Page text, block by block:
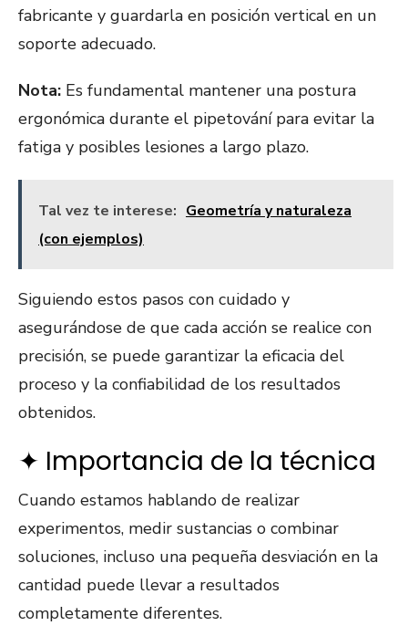
fabricante y guardarla en posición vertical en un
soporte adecuado.
Nota: Es fundamental mantener una postura
ergonómica durante el pipetování para evitar la
fatiga y posibles lesiones a largo plazo.
Tal vez te interese: Geometría y naturaleza
(con ejemplos)
Siguiendo estos pasos con cuidado y
asegurándose de que cada acción se realice con
precisión, se puede garantizar la eficacia del
proceso y la confiabilidad de los resultados
obtenidos.
✦ Importancia de la técnica
Cuando estamos hablando de realizar
experimentos, medir sustancias o combinar
soluciones, incluso una pequeña desviación en la
cantidad puede llevar a resultados
completamente diferentes.